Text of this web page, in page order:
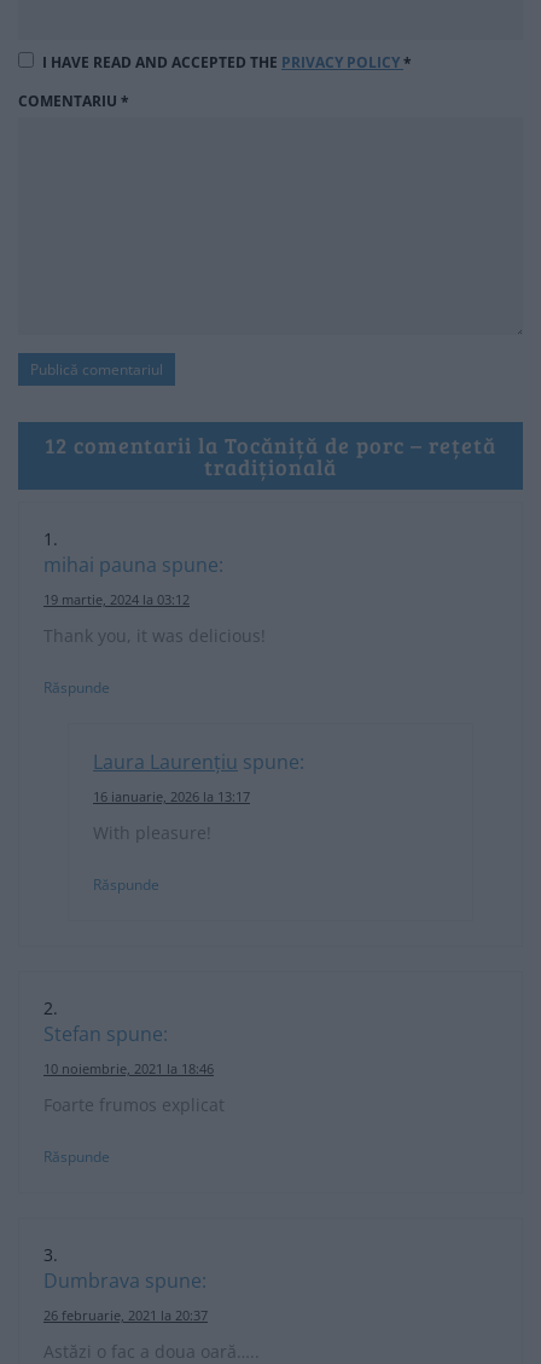
I HAVE READ AND ACCEPTED THE PRIVACY POLICY*
COMENTARIU *
12 comentarii la Tocăniță de porc – rețetă
tradițională
mihai pauna spune:
19 martie, 2024 la 03:12
Thank you, it was delicious!
Răspunde
Laura Laurențiu spune:
16 ianuarie, 2026 la 13:17
With pleasure!
Răspunde
Stefan spune:
10 noiembrie, 2021 la 18:46
Foarte frumos explicat
Răspunde
Dumbrava spune:
26 februarie, 2021 la 20:37
Astăzi o fac a doua oară…..